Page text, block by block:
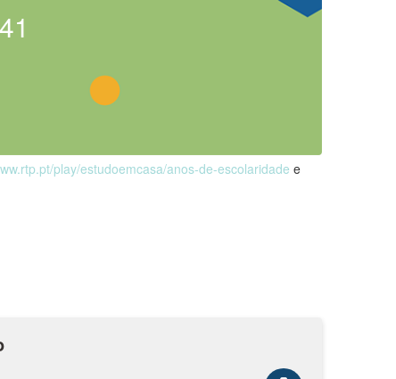
41
play/estudoemcasa/anos-de-escolaridade e